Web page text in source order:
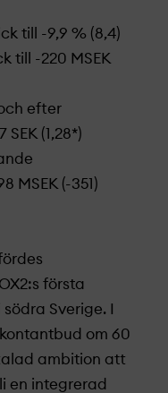
till -9,9 % (8,4)
till -220 MSEK
efter
(1,28*)
MSEK (-351)
första
Sverige. I
om 60
ambition att
en integrerad